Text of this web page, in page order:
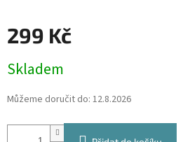
299 Kč
cena:
Skladem
Můžeme doručit do: 12.8.2026